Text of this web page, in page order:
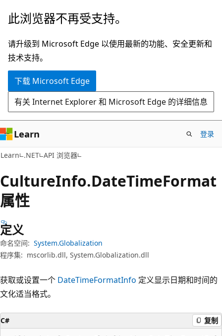
跳
主
要
内
跳
页
内
导
此浏览器不再受支持。
请升级到 Microsoft Edge 以使用最新的功能、安全更新和
技术支持。
下载 Microsoft Edge
有关 Internet Explorer 和 Microsoft Edge 的详细信息
Learn 登录
Learn .NET API 浏览器
CultureInfo.DateTimeFormat
属性
定义
命名空间: System.Globalization
程序集: mscorlib.dll, System.Globalization.dll
获取或设置一个 DateTimeFormatInfo 定义显示日期和时间的
文化适当格式。
C# 复制